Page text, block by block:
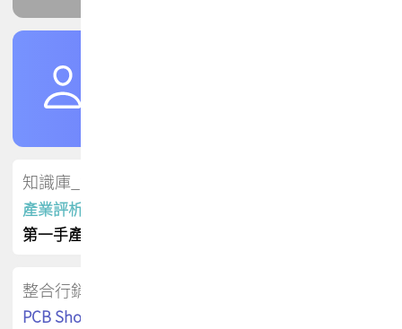
知識庫_會員專屬
產業評析報告
第一手產業資訊
整合行銷
PCB Shop 採購指南